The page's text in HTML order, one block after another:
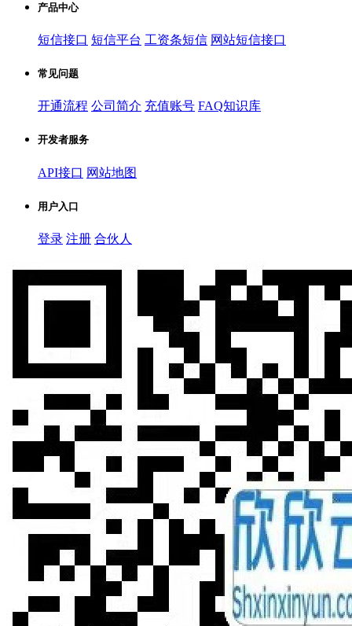
产品中心
短信接口 短信平台 工资条短信 网站短信接口
常见问题
开通流程 公司简介 充值账号 FAQ知识库
开发者服务
API接口 网站地图
用户入口
登录 注册 合伙人